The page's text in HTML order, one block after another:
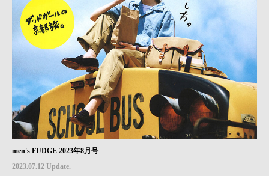
men's FUDGE 2023年8月号
2023.07.12 Update.